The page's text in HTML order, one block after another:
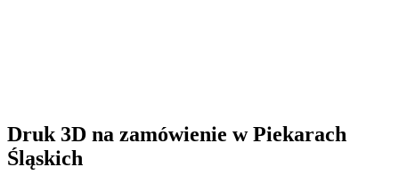
Druk 3D na zamówienie w Piekarach
Śląskich